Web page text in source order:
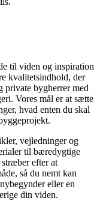
til viden og inspiration
kvalitetsindhold, der
private bygherrer med
Vores mål er at sætte
hvad enten du skal
vejledninger og
til bæredygtige
efter at
så du nemt kan
eller en
din viden.